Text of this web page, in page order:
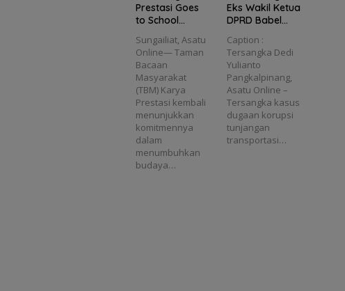
Prestasi Goes
to School
Semangat
Literasi di MTs
Plus Bahrul
Ulum Sungailiat
Sungailiat, Asatu
Online— Taman
Bacaan
Masyarakat
(TBM) Karya
Prestasi kembali
menunjukkan
komitmennya
dalam
menumbuhkan
budaya…
Eks Wakil Ketua
DPRD Babel
Diusulkan
Masuk DPO
Caption :
Tersangka Dedi
Yulianto
Pangkalpinang,
Asatu Online –
Tersangka kasus
dugaan korupsi
tunjangan
transportasi…